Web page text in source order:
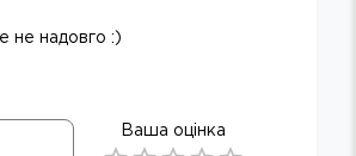
не надовго :)
Ваша оцінка